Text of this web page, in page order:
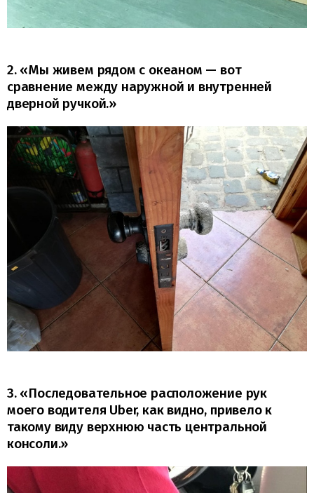
2. «Мы живем рядом с океаном — вот
сравнение между наружной и внутренней
дверной ручкой.»
3. «Последовательное расположение рук
моего водителя Uber, как видно, привело к
такому виду верхнюю часть центральной
консоли.»